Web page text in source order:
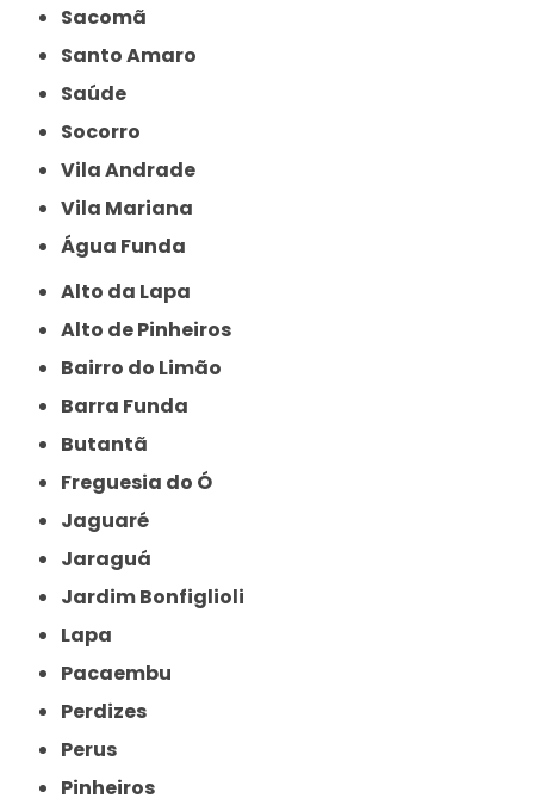
Sacomã
Santo Amaro
Saúde
Socorro
Vila Andrade
Vila Mariana
Água Funda
Alto da Lapa
Alto de Pinheiros
Bairro do Limão
Barra Funda
Butantã
Freguesia do Ó
Jaguaré
Jaraguá
Jardim Bonfiglioli
Lapa
Pacaembu
Perdizes
Perus
Pinheiros